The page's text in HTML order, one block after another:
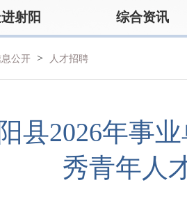
射阳 综合资讯
公开 > 人才招聘
县2026年事
秀青年人